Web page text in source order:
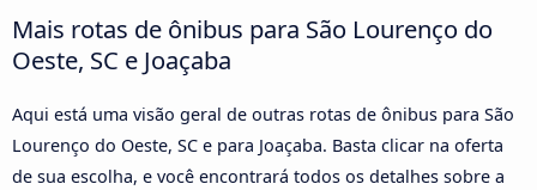
Mais rotas de ônibus para São Lourenço do
Oeste, SC e Joaçaba
Aqui está uma visão geral de outras rotas de ônibus para São
Lourenço do Oeste, SC e para Joaçaba. Basta clicar na oferta
de sua escolha, e você encontrará todos os detalhes sobre a